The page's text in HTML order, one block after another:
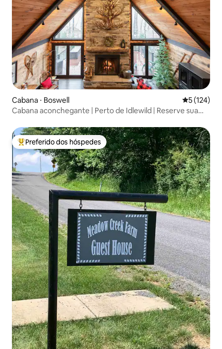
Cabana ⋅ Boswell 5 de uma
5 (124)
Cabana aconchegante | Perto de Idlewild | Reserve sua
Entre os melhores preferidos dos hóspedes
Preferido dos hóspedes